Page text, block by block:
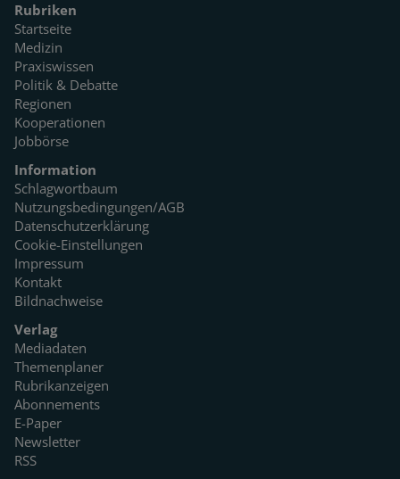
Rubriken
Startseite
Medizin
Praxiswissen
Politik & Debatte
Regionen
Kooperationen
Jobbörse
Information
Schlagwortbaum
Nutzungsbedingungen/AGB
Datenschutzerklärung
Cookie-Einstellungen
Impressum
Kontakt
Bildnachweise
Verlag
Mediadaten
Themenplaner
Rubrikanzeigen
Abonnements
E-Paper
Newsletter
RSS